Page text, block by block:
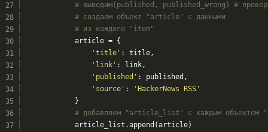
# выводим(published, published_wrong) #
# создаем объект "article" с данными
# из каждого "item"
            article = {
'title' : title,
'link' : link,
'published' : published,
'source' :
'HackerNews RSS'
            }
# добавляем "article_list" с каждым
            article_list.append(article)